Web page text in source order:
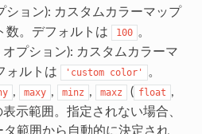
ション): カスタムカラーマップ
数。デフォルトは
100 。
オプション): カスタムカラーマ
ォルトは
'custom color' 。
, maxy , minz , maxz ( float ,
示範囲。指定されない場合、
タ範囲から自動的に決定され